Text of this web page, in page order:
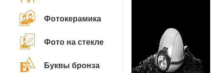
Фотокерамика
Фото на стекле
Буквы бронза